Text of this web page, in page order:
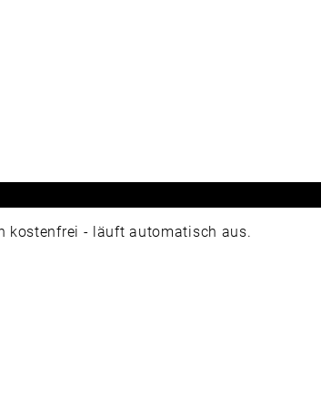
kostenfrei - läuft automatisch aus.